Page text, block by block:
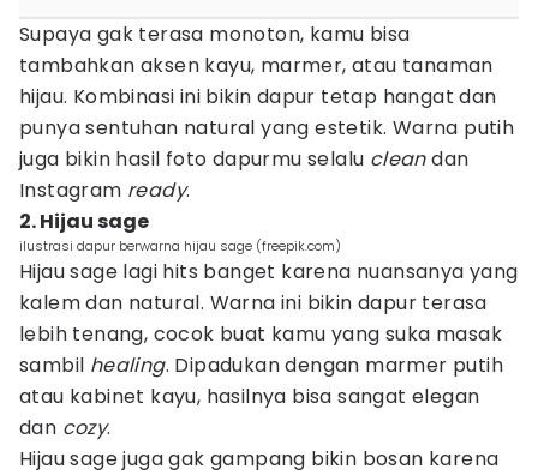
Supaya gak terasa monoton, kamu bisa
tambahkan aksen kayu, marmer, atau tanaman
hijau. Kombinasi ini bikin dapur tetap hangat dan
punya sentuhan natural yang estetik. Warna putih
juga bikin hasil foto dapurmu selalu cleandan
Instagram ready.
2. Hijau sage
ilustrasi dapur berwarna hijau sage (freepik.com)
Hijau sage lagi hits banget karena nuansanya yang
kalem dan natural. Warna ini bikin dapur terasa
lebih tenang, cocok buat kamu yang suka masak
sambil healing. Dipadukan dengan marmer putih
atau kabinet kayu, hasilnya bisa sangat elegan
dan cozy.
Hijau sage juga gak gampang bikin bosan karena